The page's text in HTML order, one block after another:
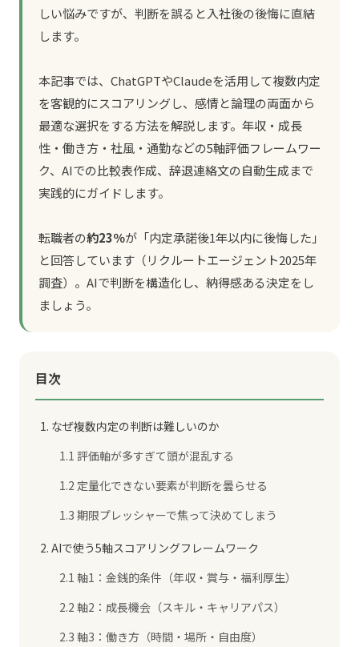
しい悩みですが、判断を誤ると入社後の後悔に直結
します。
本記事では、ChatGPTやClaudeを活用して複数内定
を客観的にスコアリングし、感情と論理の両面から
最適な選択をする方法を解説します。年収・成長
性・働き方・社風・通勤などの5軸評価フレームワー
ク、AIでの比較表作成、辞退連絡文の自動生成まで
実践的にガイドします。
転職者の約23％が「内定承諾後1年以内に後悔した」
と回答しています（リクルートエージェント2025年
調査）。AIで判断を構造化し、納得感ある決定をし
ましょう。
目次
1. なぜ複数内定の判断は難しいのか
1.1 評価軸が多すぎて頭が混乱する
1.2 定量化できない要素が判断を曇らせる
1.3 期限プレッシャーで焦って決めてしまう
2. AIで使う5軸スコアリングフレームワーク
2.1 軸1：金銭的条件（年収・賞与・福利厚生）
2.2 軸2：成長機会（スキル・キャリアパス）
2.3 軸3：働き方（時間・場所・自由度）